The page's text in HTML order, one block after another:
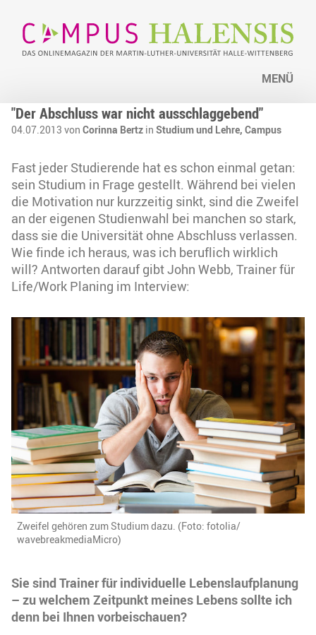
MENÜ
"Der Abschluss war nicht ausschlaggebend"
04.07.2013 von Corinna Bertz in Studium und Lehre, Campus
Fast jeder Studierende hat es schon einmal getan:
sein Studium in Frage gestellt. Während bei vielen
die Motivation nur kurzzeitig sinkt, sind die Zweifel
an der eigenen Studienwahl bei manchen so stark,
dass sie die Universität ohne Abschluss verlassen.
Wie finde ich heraus, was ich beruflich wirklich
will? Antworten darauf gibt John Webb, Trainer für
Life/Work Planing im Interview:
Zweifel gehören zum Studium dazu. (Foto: fotolia/
wavebreakmediaMicro)
Sie sind Trainer für individuelle Lebenslaufplanung
– zu welchem Zeitpunkt meines Lebens sollte ich
denn bei Ihnen vorbeischauen?